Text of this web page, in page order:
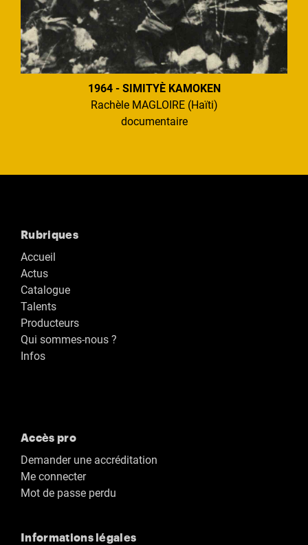
1964 - SIMITYÈ KAMOKEN
Rachèle MAGLOIRE (Haïti)
documentaire
Rubriques
Accueil
Actus
Catalogue
Talents
Producteurs
Qui sommes-nous ?
Infos
Accès pro
Demander une accréditation
Me connecter
Mot de passe perdu
Informations légales